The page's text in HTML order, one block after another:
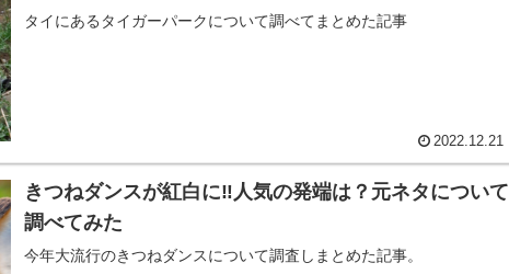
タイにあるタイガーパークについて調べてまとめた記事
2022.12.21
きつねダンスが紅白に‼︎人気の発端は？元ネタについて
調べてみた
今年大流行のきつねダンスについて調査しまとめた記事。